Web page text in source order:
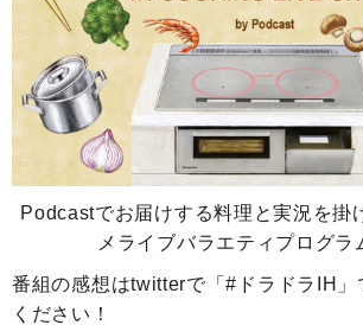
Podcastでお届けする料理と実況を掛
メライブバラエティプログラ
番組の感想はtwitterで「#ドラドラIH」
ください！